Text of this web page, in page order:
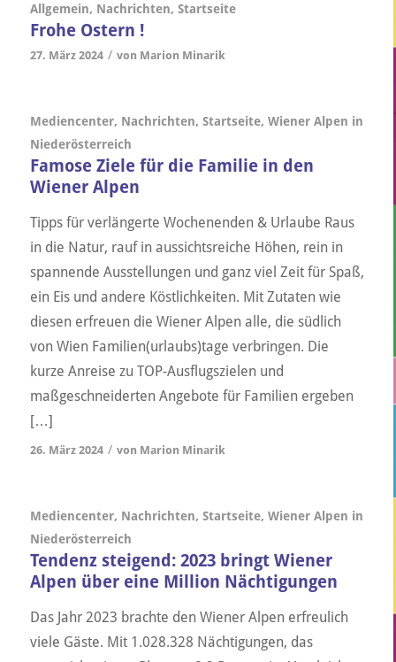
Allgemein, Nachrichten, Startseite
Frohe Ostern !
27. März 2024 / von Marion Minarik
Mediencenter, Nachrichten, Startseite, Wiener Alpen in
Niederösterreich
Famose Ziele für die Familie in den
Wiener Alpen
Tipps für verlängerte Wochenenden & Urlaube Raus
in die Natur, rauf in aussichtsreiche Höhen, rein in
spannende Ausstellungen und ganz viel Zeit für Spaß,
ein Eis und andere Köstlichkeiten. Mit Zutaten wie
diesen erfreuen die Wiener Alpen alle, die südlich
von Wien Familien(urlaubs)tage verbringen. Die
kurze Anreise zu TOP-Ausflugszielen und
maßgeschneiderten Angebote für Familien ergeben
[…]
26. März 2024 / von Marion Minarik
Mediencenter, Nachrichten, Startseite, Wiener Alpen in
Niederösterreich
Tendenz steigend: 2023 bringt Wiener
Alpen über eine Million Nächtigungen
Das Jahr 2023 brachte den Wiener Alpen erfreulich
viele Gäste. Mit 1.028.328 Nächtigungen, das